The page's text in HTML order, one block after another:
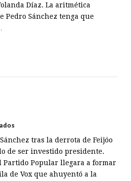
Díaz. La aritmética
Pedro Sánchez tenga que
momento
Sánchez
tras la derrota de Feijóo
de ser investido presidente.
Partido Popular llegara a formar
de Vox que ahuyentó a la